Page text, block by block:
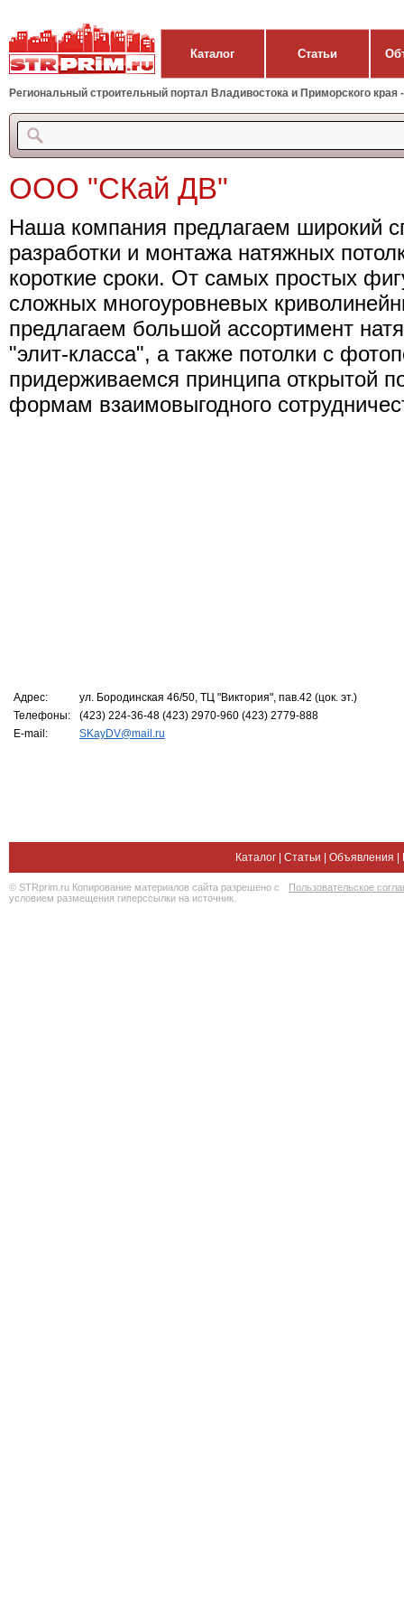
Каталог Статьи
Региональный строительный портал Владивостока и Приморского края
ООО "СКай ДВ"
Наша компания предлагаем широкий
разработки и монтажа натяжных
короткие сроки. От самых простых
сложных многоуровневых
предлагаем большой ассортимент
"элит-класса", а также потолки с
придерживаемся принципа открытой
формам взаимовыгодного
Адрес:
ул. Бородинская 46/50, ТЦ "Виктория", пав.42 (цок. эт.)
Телефоны:
(423) 224-36-48 (423) 2970-960 (423) 2779-888
E-mail:
SKayDV@mail.ru
Каталог Статьи Объявления
© STRprim.ru Копирование материалов сайта разрешено с
условием размещения гиперссылки на источник.
Пользовательское